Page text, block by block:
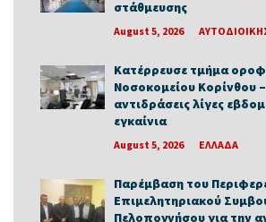
στάθμευσης
August 5, 2026
Κατέρρευσε τμήμα
Νοσοκομείου Κορίνθου
αντιδράσεις λίγες
εγκαίνια
August 5, 2026 ΕΛΛΑΔΑ
Παρέμβαση του
Επιμελητηριακού
Πελοποννήσου για την